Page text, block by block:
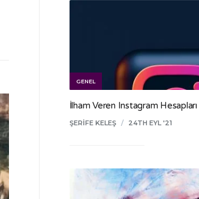
GENEL
İlham Veren Instagram Hesapları
ŞERIFE KELEŞ / 24TH EYL '21